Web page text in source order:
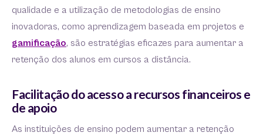
qualidade e a utilização de metodologias de ensino
inovadoras, como aprendizagem baseada em projetos e
gamificação, são estratégias eficazes para aumentar a
retenção dos alunos em cursos a distância.
Facilitação do acesso a recursos financeiros e
de apoio
As instituições de ensino podem aumentar a retenção